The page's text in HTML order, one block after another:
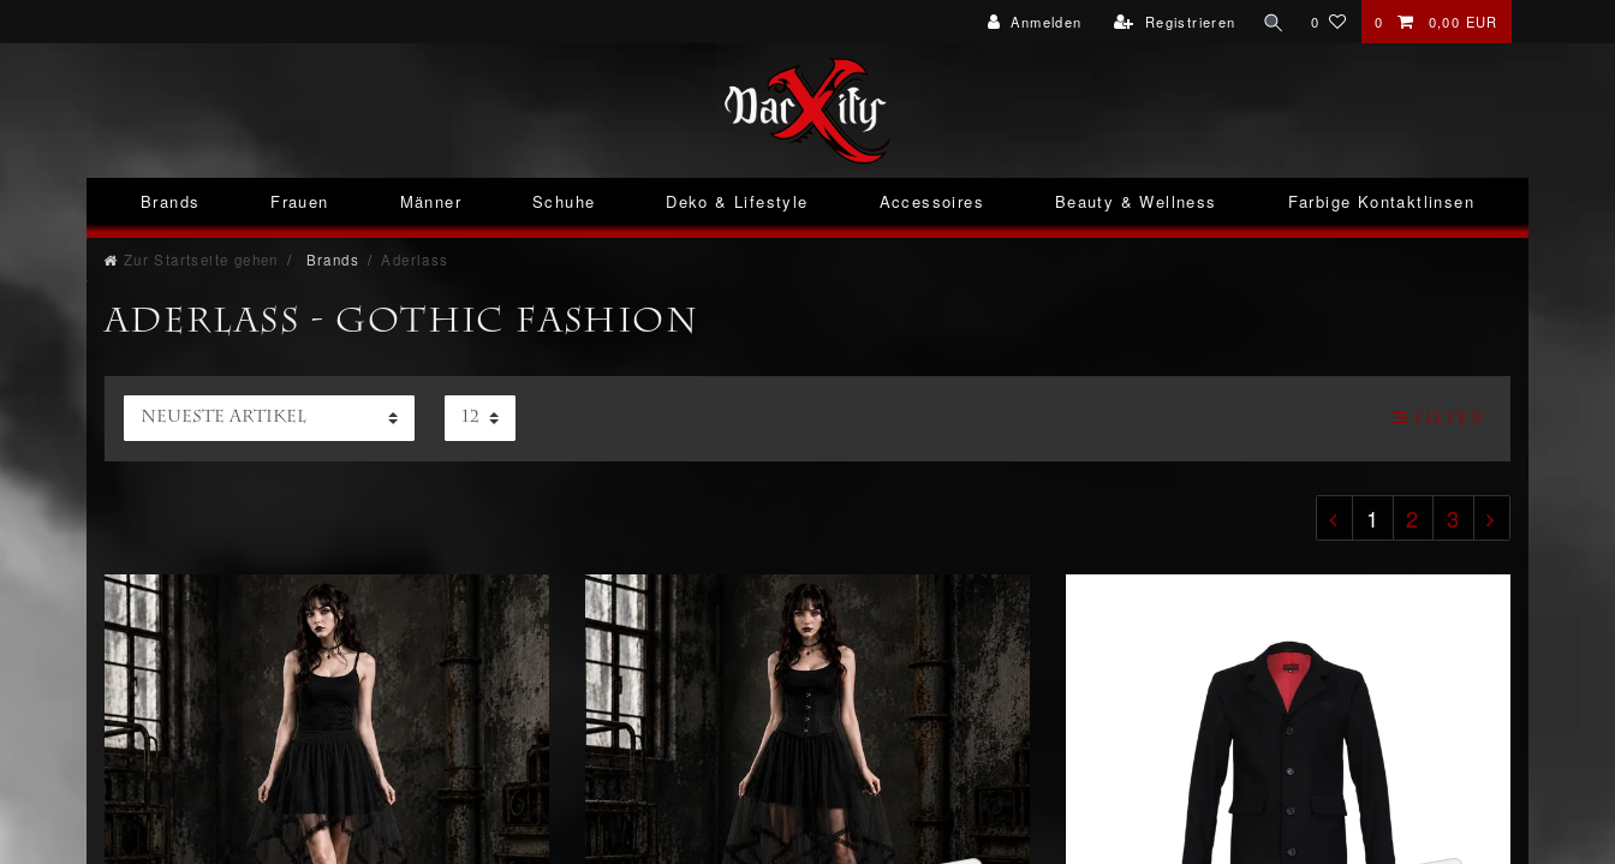
Anmelden Registrieren 0 0 0,00 EUR
Brands Frauen Männer Schuhe Deko & Lifestyle Accessoires Beauty & Wellness Farbige Kontaktlinsen
Zur Startseite gehen Brands Aderlass
ADERLASS - Gothic Fashion
Filter
1 2 3